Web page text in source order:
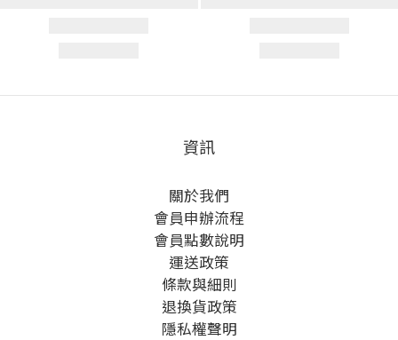
資訊
關於我們
會員申辦流程
會員點數說明
運送政策
條款與細則
退換貨政策
隱私權聲明